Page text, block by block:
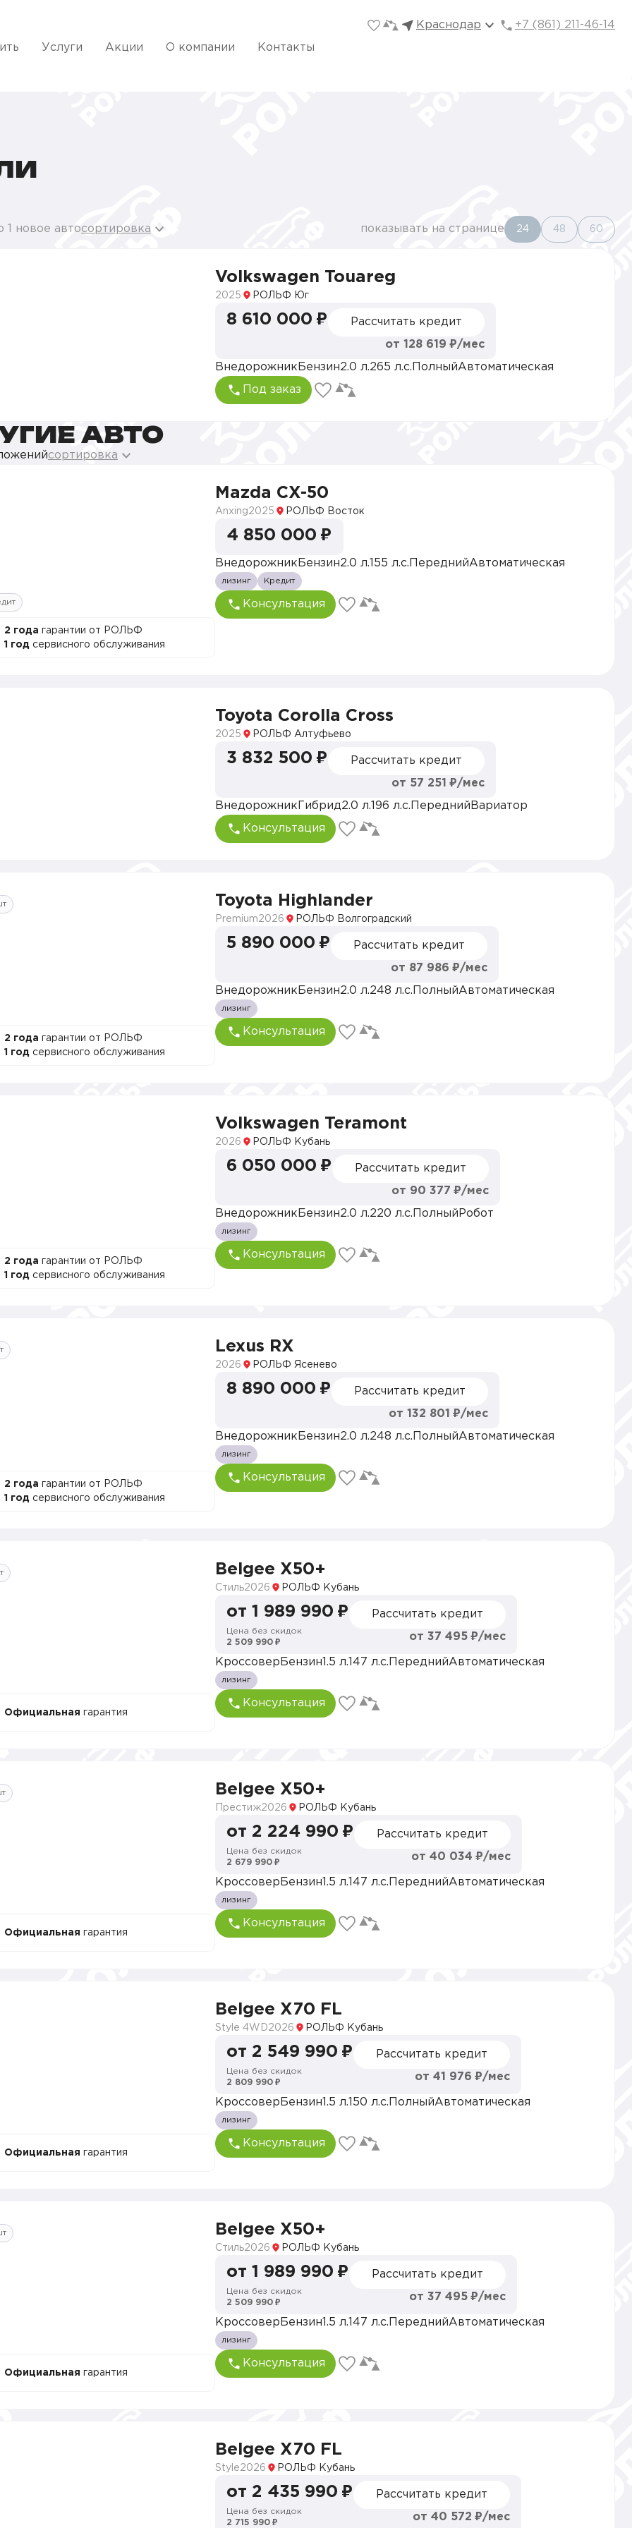
Краснодар +7 (861) 211-46-14
Услуги Акции О компании Контакты
1 новое автосортировка показывать на странице 24 48 60
Volkswagen Touareg
2025 РОЛЬФ Юг
8 610 000 ₽ Рассчитать кредит
от 128 619 ₽/мес
Внедорожник Бензин2.0 л.265 л.с. ПолныйАвтоматическая
Под заказ
АВТО
сортировка
2 года гарантии от РОЛЬФ
1 год сервисного обслуживания
Mazda CX-50
Anxing2025 РОЛЬФ Восток
4 850 000 ₽
Внедорожник Бензин2.0 л. 155 л.с. ПереднийАвтоматическая
лизинг Кредит
Консультация
Toyota Corolla Cross
2025 РОЛЬФ Алтуфьево
3 832 500 ₽ Рассчитать кредит
от 57 251 ₽/мес
Внедорожник Гибрид2.0 л. 196 л.с. Передний Вариатор
Консультация
2 года гарантии от РОЛЬФ
1 год сервисного обслуживания
Toyota Highlander
Premium2026 РОЛЬФ Волгоградский
5 890 000 ₽ Рассчитать кредит
от 87 986 ₽/мес
Внедорожник Бензин2.0 л.248 л.с. ПолныйАвтоматическая
лизинг
Консультация
2 года гарантии от РОЛЬФ
1 год сервисного обслуживания
Volkswagen Teramont
2026 РОЛЬФ Кубань
6 050 000 ₽ Рассчитать кредит
от 90 377 ₽/мес
Внедорожник Бензин2.0 л.220 л.с. Полный Робот
лизинг
Консультация
2 года гарантии от РОЛЬФ
1 год сервисного обслуживания
Lexus RX
2026 РОЛЬФ Ясенево
8 890 000 ₽ Рассчитать кредит
от 132 801 ₽/мес
Внедорожник Бензин2.0 л.248 л.с. ПолныйАвтоматическая
лизинг
Консультация
Официальная гарантия
Belgee X50+
Стиль2026 РОЛЬФ Кубань
от 1 989 990 ₽
Цена без скидок
2 509 990 ₽
Рассчитать кредит
от 37 495 ₽/мес
Кроссовер Бензин 1.5 л. 147 л.с. ПереднийАвтоматическая
лизинг
Консультация
Официальная гарантия
Belgee X50+
Престиж2026 РОЛЬФ Кубань
от 2 224 990 ₽
Цена без скидок
2 679 990 ₽
Рассчитать кредит
от 40 034 ₽/мес
Кроссовер Бензин 1.5 л. 147 л.с. ПереднийАвтоматическая
лизинг
Консультация
Официальная гарантия
Belgee X70 FL
Style 4WD2026 РОЛЬФ Кубань
от 2 549 990 ₽
Цена без скидок
2 809 990 ₽
Рассчитать кредит
от 41 976 ₽/мес
Кроссовер Бензин 1.5 л. 150 л.с. ПолныйАвтоматическая
лизинг
Консультация
Официальная гарантия
Belgee X50+
Стиль2026 РОЛЬФ Кубань
от 1 989 990 ₽
Цена без скидок
2 509 990 ₽
Рассчитать кредит
от 37 495 ₽/мес
Кроссовер Бензин 1.5 л. 147 л.с. ПереднийАвтоматическая
лизинг
Консультация
Belgee X70 FL
Style2026 РОЛЬФ Кубань
от 2 435 990 ₽
Цена без скидок
2 715 990 ₽
Рассчитать кредит
от 40 572 ₽/мес